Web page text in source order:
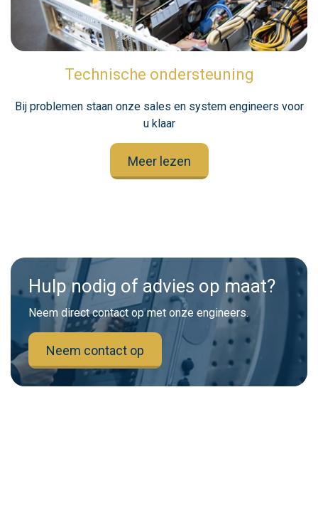
Technische ondersteuning
Bij problemen staan onze sales en system engineers voor
u klaar
Meer lezen
Hulp nodig of advies op maat?
Neem direct contact op met onze engineers.
Neem contact op